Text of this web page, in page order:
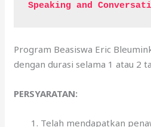
Speaking and
Program Beasiswa Eric
dengan durasi selama 1 atau 2
PERSYARATAN:
Telah mendapatkan